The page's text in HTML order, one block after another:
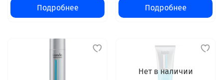
Подробнее Подробнее
Нет в наличии